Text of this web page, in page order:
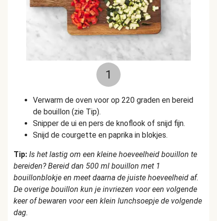
1
Verwarm de oven voor op 220 graden en bereid
de bouillon (zie Tip).
Snipper de ui en pers de knoflook of snijd fijn.
Snijd de courgette en paprika in blokjes.
Tip: Is het lastig om een kleine hoeveelheid bouillon te
bereiden? Bereid dan 500 ml bouillon met 1
bouillonblokje en meet daarna de juiste hoeveelheid af.
De overige bouillon kun je invriezen voor een volgende
keer of bewaren voor een klein lunchsoepje de volgende
dag.